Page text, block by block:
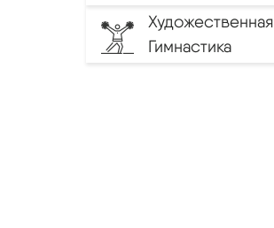
Художественная
Гимнастика